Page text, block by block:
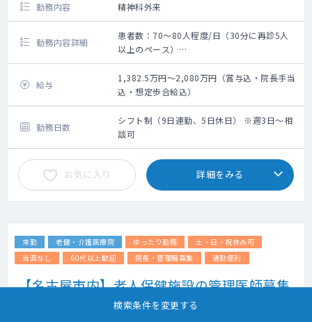
勤務内容 精神科外来
勤務内容詳細
患者数：70～80人程度/日（30分に再診5人
以上のペース）
外来診療
患者数：70～80人程度/日（30分に再診5人
以上のペース）
主な疾患：軽度の神経症圏（適応障害、不安
神経症、うつ病・うつ状態、強迫性障害、パ
ニック障害、不眠症、不安障害、自律神経失
調症、注意欠陥多動性障害、全般性不安障
害、社会不安障害、強迫性障害など）
年齢層：20～30代が多いです
診療体制：1診制
その他：先生にスムーズな診察をお願いでき
動、同席し電カル操作のサポートを担うこと
で、先生が患者さんのお話に集中いただける
常駐の心理士がおりますので、カウンセリン
グをご案内いただくことが可能です。
給与
1,382.5万円～2,080万円（賞与込・院長手当
込・想定歩合給込）
勤務日数
シフト制（9日連勤、5日休日） ※週3日～相
談可
お気に入り 詳細をみる
常勤 老健・介護医療院 ゆったり勤務
土・日・祝休み可
当直なし
60代以上歓迎 院長・管理職募集 通勤便利
【名古屋市内】老人保健施設の管理医師募集
です！土日祝休みで働きやすい環境です！
検索条件を変更する